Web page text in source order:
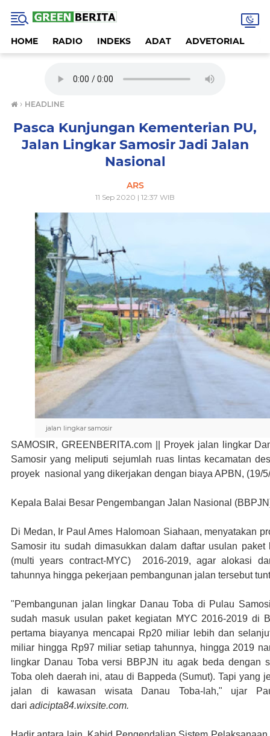
HOME RADIO INDEKS ADAT ADVETORIAL
› HEADLINE
Pasca Kunjungan Kementerian PU,
Jalan Lingkar Samosir Jadi Jalan
Nasional
ARS
11 Sep 2020 | 12:37 WIB
jalan lingkar samosir
SAMOSIR, GREENBERITA.com ||
Proyek jalan lingkar
Samosir yang meliputi sejumlah ruas lintas kecamatan
proyek nasional yang dikerjakan dengan biaya APBN, (19/
Kepala Balai Besar Pengembangan Jalan Nasional
Di Medan, Ir Paul Ames Halomoan Siahaan, menyatakan
Samosir itu sudah dimasukkan dalam daftar usulan
(multi years contract-MYC) 2016-2019, agar alokasi
tahunnya hingga pekerjaan pembangunan jalan tersebut
"Pembangunan jalan lingkar Danau Toba di Pulau
sudah masuk usulan paket kegiatan MYC 2016-2019 di
pertama biayanya mencapai Rp20 miliar lebih dan
miliar hingga Rp97 miliar setiap tahunnya, hingga 2019
lingkar Danau Toba versi BBPJN itu agak beda dengan
Toba oleh daerah ini, atau di Bappeda (Sumut). Tapi yang
jalan di kawasan wisata Danau Toba-lah," ujar
dari adicipta84.wixsite.com.